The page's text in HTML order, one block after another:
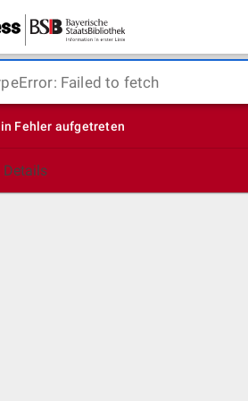
Failed to fetch
Fehler aufgetreten
Details